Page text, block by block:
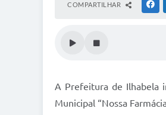
COMPARTILHAR
A Prefeitura de Ilhabela
Municipal “Nossa